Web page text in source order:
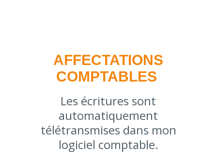
AFFECTATIONS
COMPTABLES
Les écritures sont
automatiquement
télétransmises dans mon
logiciel comptable.